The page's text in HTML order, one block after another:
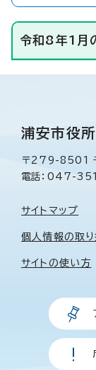
令和8年1月
浦安市役所
〒279-8501
電話：047-
サイトマップ
個人情報の取
サイトの使い方